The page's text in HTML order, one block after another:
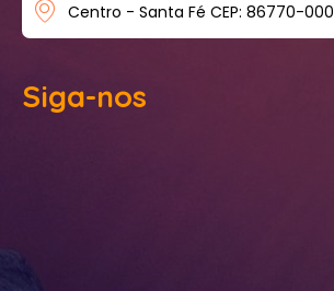
Centro - Santa Fé CEP: 86770-000
Siga-nos